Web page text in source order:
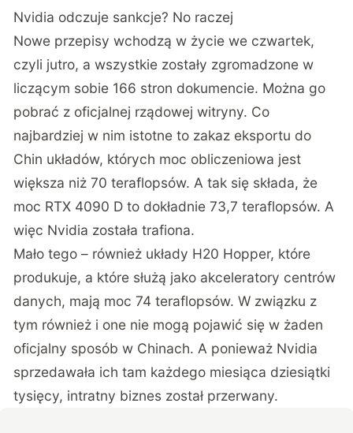
Nvidia odczuje sankcje? No raczej
Nowe przepisy wchodzą w życie we czwartek,
czyli jutro, a wszystkie zostały zgromadzone w
liczącym sobie 166 stron dokumencie. Można go
pobrać z oficjalnej rządowej witryny. Co
najbardziej w nim istotne to zakaz eksportu do
Chin układów, których moc obliczeniowa jest
większa niż 70 teraflopsów. A tak się składa, że
moc RTX 4090 D to dokładnie 73,7 teraflopsów. A
więc Nvidia została trafiona.
Mało tego – również układy H20 Hopper, które
produkuje, a które służą jako akceleratory centrów
danych, mają moc 74 teraflopsów. W związku z
tym również i one nie mogą pojawić się w żaden
oficjalny sposób w Chinach. A ponieważ Nvidia
sprzedawała ich tam każdego miesiąca dziesiątki
tysięcy, intratny biznes został przerwany.